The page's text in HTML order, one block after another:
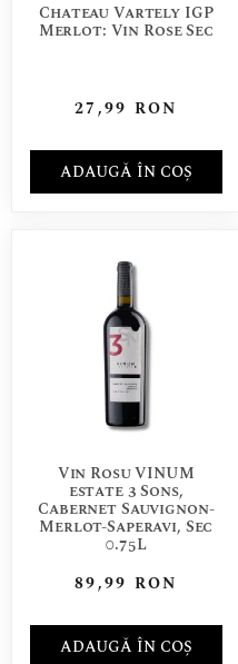
Chateau Vartely IGP
Merlot: Vin Rose Sec
27,99 RON
ADAUGĂ ÎN COȘ
Vin Rosu VINUM
estate 3 Sons,
Cabernet Sauvignon-
Merlot-Saperavi, Sec
0.75L
89,99 RON
ADAUGĂ ÎN COȘ